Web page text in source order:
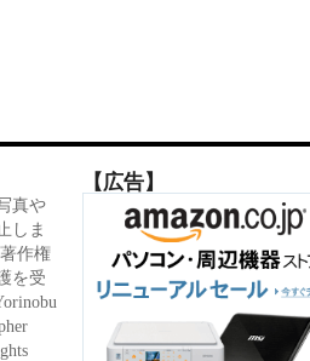
真や
しま
作権
を受
【広告】